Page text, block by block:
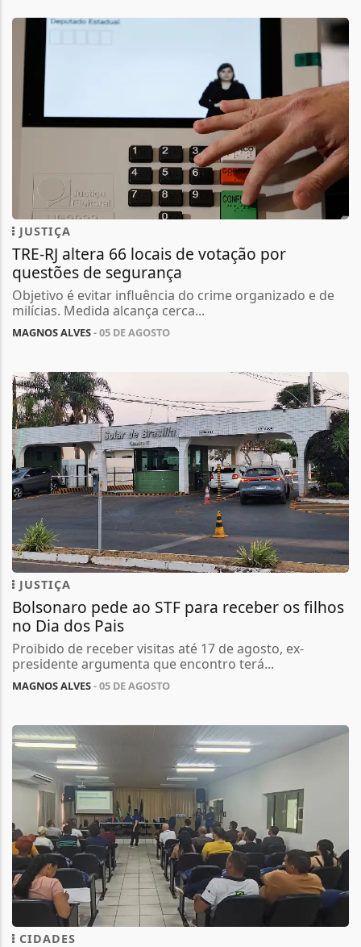
JUSTIÇA
TRE-RJ altera 66 locais de votação por
questões de segurança
Objetivo é evitar influência do crime organizado e de
milícias. Medida alcança cerca...
MAGNOS ALVES- 05 DE AGOSTO
JUSTIÇA
Bolsonaro pede ao STF para receber os filhos
no Dia dos Pais
Proibido de receber visitas até 17 de agosto, ex-
presidente argumenta que encontro terá...
MAGNOS ALVES- 05 DE AGOSTO
CIDADES